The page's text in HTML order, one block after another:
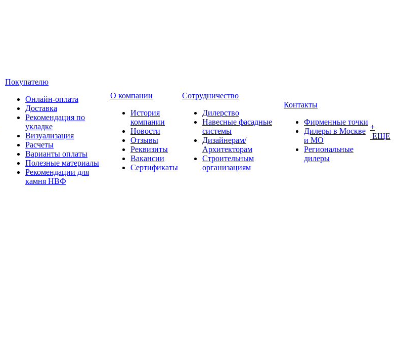
Покупателю
Онлайн-оплата
Доставка
Рекомендация по
укладке
Визуализация
Расчеты
Варианты оплаты
Полезные материалы
Рекомендации для
камня НВФ
О компании
История
компании
Новости
Отзывы
Реквизиты
Вакансии
Сертификаты
Сотрудничество
Дилерство
Навесные фасадные
системы
Дизайнерам/
Архитекторам
Строительным
организациям
Контакты
Фирменные точки
Дилеры в Москве
и МО
Региональные
дилеры
+
ЕЩЕ